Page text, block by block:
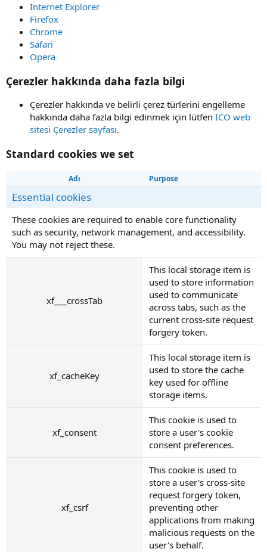
Internet Explorer
Firefox
Chrome
Safari
Opera
Çerezler hakkında daha fazla bilgi
Çerezler hakkında ve belirli çerez türlerini engelleme
hakkında daha fazla bilgi edinmek için lütfen ICO web
sitesi Çerezler sayfası.
Standard cookies we set
Adı Purpose
Essential cookies
These cookies are required to enable core functionality
such as security, network management, and accessibility.
You may not reject these.
xf___crossTab
This local storage item is
used to store information
used to communicate
across tabs, such as the
current cross-site request
forgery token.
xf_cacheKey
This local storage item is
used to store the cache
key used for offline
storage items.
xf_consent
This cookie is used to
store a user's cookie
consent preferences.
xf_csrf
This cookie is used to
store a user's cross-site
request forgery token,
preventing other
applications from making
malicious requests on the
user's behalf.